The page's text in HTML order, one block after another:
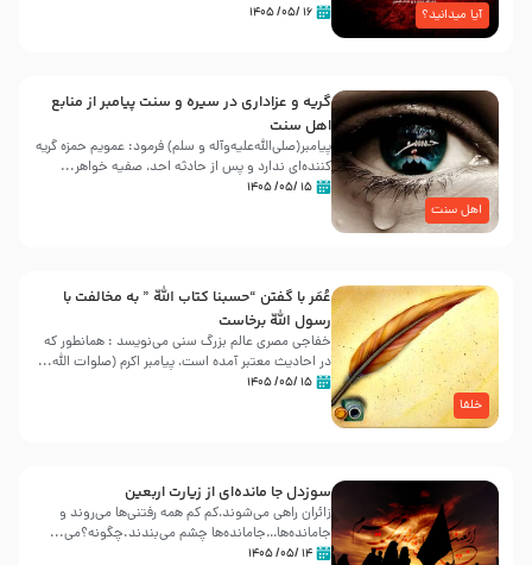
آیا میدانید؟ ۱۶ /۰۵/ ۱۴۰۵
اهل سنت
گریه و عزاداری در سیره و سنت پیامبر از منابع
اهل سنت
پیامبر(صلی‌الله‌علیه‌وآله و سلم) فرمود: عمویم حمزه گریه
کننده‌ای ندارد و پس از حادثه احد، صفیه خواهر...
۱۵ /۰۵/ ۱۴۰۵
خلفا
عُمَر با گفتن “حسبنا كتاب اللّه ” به مخالفت با
رسول اللّه برخاست
خفاجی مصری عالم بزرگ سنی می‌نویسد : همانطور که
در احادیث معتبر آمده است، پیامبر اکرم (صلوات اللّه...
۱۵ /۰۵/ ۱۴۰۵
سوزدل جا مانده‌ای از زیارت اربعین
زائران راهی می‌شوند،کم‌ کم همه رفتنی‌ها می‌روند و
جامانده‌ها…جامانده‌ها چشم می‌بندند.چگونه؟می‌...
۱۴ /۰۵/ ۱۴۰۵